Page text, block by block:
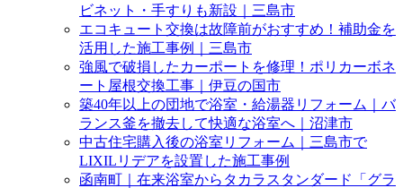
ビネット・手すりも新設｜三島市
エコキュート交換は故障前がおすすめ！補助金を
活用した施工事例｜三島市
強風で破損したカーポートを修理！ポリカーボネ
ート屋根交換工事｜伊豆の国市
築40年以上の団地で浴室・給湯器リフォーム｜バ
ランス釜を撤去して快適な浴室へ｜沼津市
中古住宅購入後の浴室リフォーム｜三島市で
LIXILリデアを設置した施工事例
函南町｜在来浴室からタカラスタンダード「グラ